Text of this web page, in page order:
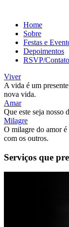
Home
Sobre
Festas e
Depoimentos
RSVP/Contato
Viver
A vida é um
nova vida.
Amar
Que este seja nosso
Milagre
O milagre do amor é
com os outros.
Serviços que